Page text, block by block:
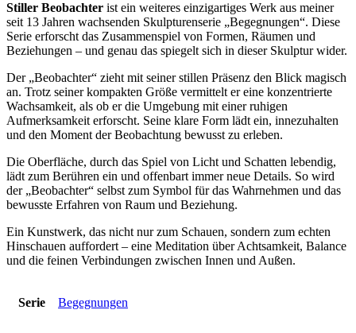
Stiller Beobachter ist ein weiteres einzigartiges Werk aus meiner
seit 13 Jahren wachsenden Skulpturenserie „Begegnungen“. Diese
Serie erforscht das Zusammenspiel von Formen, Räumen und
Beziehungen – und genau das spiegelt sich in dieser Skulptur wider.
Der „Beobachter“ zieht mit seiner stillen Präsenz den Blick magisch
an. Trotz seiner kompakten Größe vermittelt er eine konzentrierte
Wachsamkeit, als ob er die Umgebung mit einer ruhigen
Aufmerksamkeit erforscht. Seine klare Form lädt ein, innezuhalten
und den Moment der Beobachtung bewusst zu erleben.
Die Oberfläche, durch das Spiel von Licht und Schatten lebendig,
lädt zum Berühren ein und offenbart immer neue Details. So wird
der „Beobachter“ selbst zum Symbol für das Wahrnehmen und das
bewusste Erfahren von Raum und Beziehung.
Ein Kunstwerk, das nicht nur zum Schauen, sondern zum echten
Hinschauen auffordert – eine Meditation über Achtsamkeit, Balance
und die feinen Verbindungen zwischen Innen und Außen.
Serie Begegnungen